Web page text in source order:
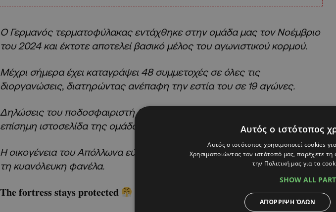
Ο Γερμανός τερματοφύλακας εντάχθηκε στην ομάδα μας τον Νοέμβριο
του 2024 και έκτοτε αποτελεί βασικό μέλος του αγωνιστικού κορμού.
Μέχρι σήμερα έχει καταγράψει 48 συμμετοχές σε όλες τις
διοργανώσεις, διατηρώντας ανέπαφη την εστία του σε 19 αγώνες.
Δηλώσεις του ποδοσφαιριστή θα δημοσιευθούν προσεχώς στην
επίσημη ιστοσελίδα της ομάδας μας.
Η οικογένεια του Απόλλωνα εύχεται στον Φίλιπ Κουν κάθε επιτυχία με
τη κυανόλευκη φανέλα.
𝐓𝐡𝐞 𝐟𝐨𝐫𝐭𝐫𝐞𝐬𝐬 𝐬𝐭𝐚𝐲𝐬 𝐩𝐫𝐨𝐭𝐞𝐜𝐭𝐞𝐝
Αυτός ο ιστότοπος
Αυτός ο ιστότοπος χρησιμοποιεί cookies
Χρησιμοποιώντας τον ιστότοπό μας, παρέχετε
την Πολιτική μας για τα
SHOW ALL
ΑΠΌΡΡΙΨΗ ΌΛΩΝ